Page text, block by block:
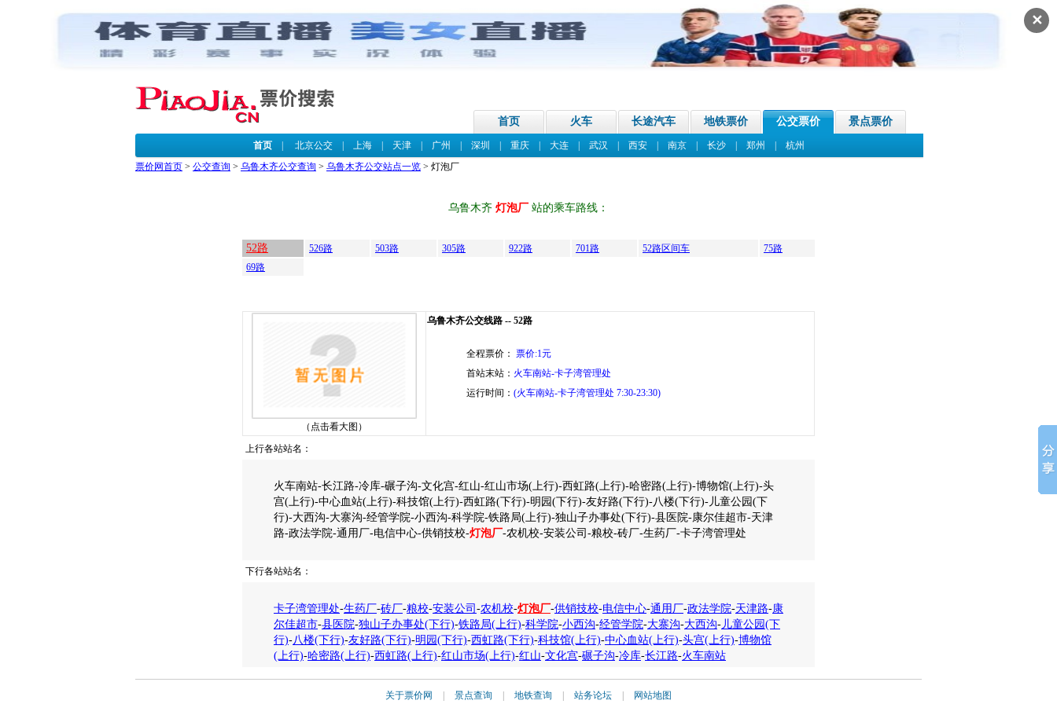
✕
首页 火车 长途汽车 地铁票价 公交票价 景点票价
首页| 北京公交| 上海| 天津| 广州 深圳 重庆| 大连| 武汉 西安| 南京| 长沙| 郑州
杭州
票价网首页 > 公交查询 > 乌鲁木齐公交查询 > 乌鲁木齐公交站点一览 > 灯泡厂
乌鲁木齐 灯泡厂 站的乘车路线：
52路 526路 503路 305路 922路 701路 52路区间车
75路
69路
（点击看大图）
乌鲁木齐公交线路 -- 52路
全程票价： 票价:1元
首站末站： 火车南站-卡子湾管理处
运行时间： (火车南站-卡子湾管理处 7:30-23:30)
上行各站站名：
火车南站-长江路-冷库-碾子沟-文化宫-红山-红山市场(上行)-西虹路(上行)-哈密路(上行)-博物馆(上行)-头
宫(上行)-中心血站(上行)-科技馆(上行)-西虹路(下行)-明园(下行)-友好路(下行)-八楼(下行)-儿童公园(下
行)-大西沟-大寨沟-经管学院-小西沟-科学院-铁路局(上行)-独山子办事处(下行)-县医院-康尔佳超市-天津
路-政法学院-通用厂-电信中心-供销技校-灯泡厂-农机校-安装公司-粮校-砖厂-生药厂-卡子湾管理处
下行各站站名：
卡子湾管理处-生药厂-砖厂-粮校-安装公司 -农机校-灯泡厂-供销技校-电信中心-通用厂-政法学院-天津路-康
尔佳超市-县医院-独山子办事处(下行)-铁路局(上行)-科学院-小西沟-经管学院-大寨沟-大西沟- 儿童公园(下
行)-八楼(下行)-友好路(下行)-明园(下行)-西虹路(下行)-科技馆(上行)-中心血站(上行)-头宫(上行)-博物馆
(上行)-哈密路(上行)-西虹路(上行)-红山市场(上行)-红山-文化宫-碾子沟-冷库-长江路-火车南站
关于票价网 | 景点查询 | 地铁查询 | 站务论坛 | 网站地图